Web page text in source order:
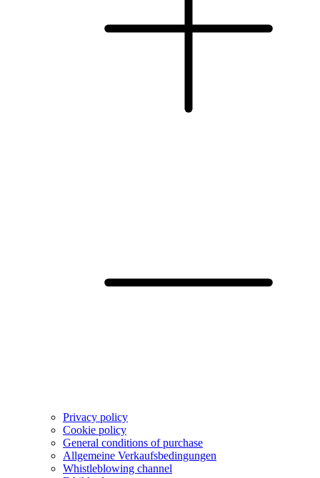
Privacy policy
Cookie policy
General conditions of purchase
Allgemeine Verkaufsbedingungen
Whistleblowing channel